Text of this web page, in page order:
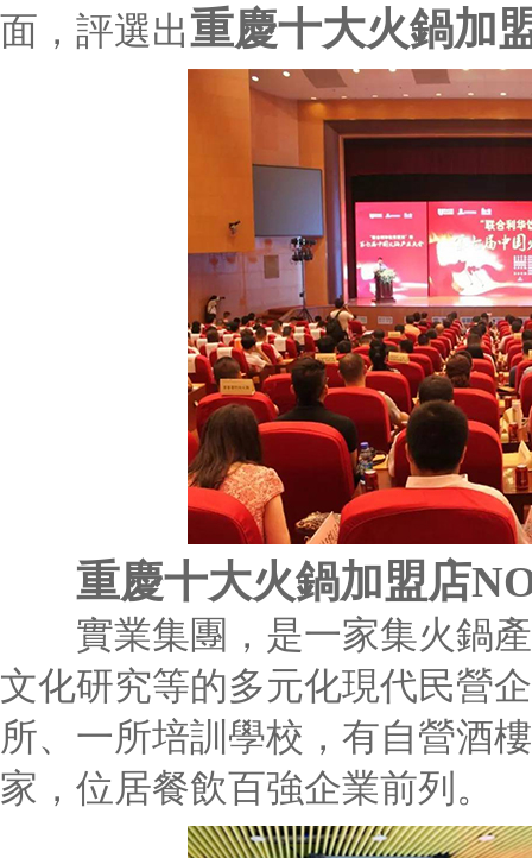
面，評選出重慶十大火鍋加
重慶十大火鍋加盟店
實業集團，是一家集火鍋產
文化研究等的多元化現代民營
所、一所培訓學校，有自營酒
家，位居餐飲百強企業前列。